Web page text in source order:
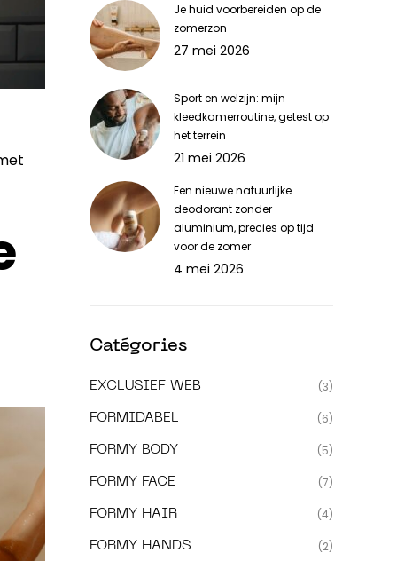
Je huid voorbereiden op de
zomerzon
27 mei 2026
Sport en welzijn: mijn
kleedkamerroutine, getest op
het terrein
21 mei 2026
Een nieuwe natuurlijke
deodorant zonder
aluminium, precies op tijd
voor de zomer
4 mei 2026
Catégories
EXCLUSIEF WEB (3)
FORMIDABEL (6)
FORMY BODY (5)
FORMY FACE (7)
FORMY HAIR (4)
FORMY HANDS (2)